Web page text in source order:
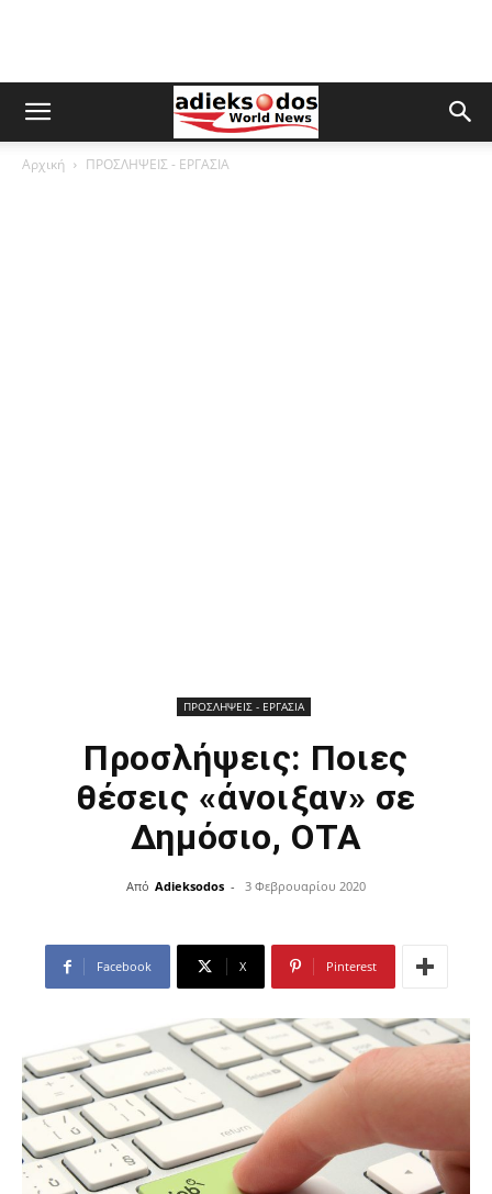
Αρχική ΠΡΟΣΛΗΨΕΙΣ - ΕΡΓΑΣΙΑ
ΠΡΟΣΛΗΨΕΙΣ - ΕΡΓΑΣΙΑ
Προσλήψεις: Ποιες
θέσεις «άνοιξαν» σε
Δημόσιο, ΟΤΑ
Από Adieksodos - 3 Φεβρουαρίου 2020
Facebook X Pinterest